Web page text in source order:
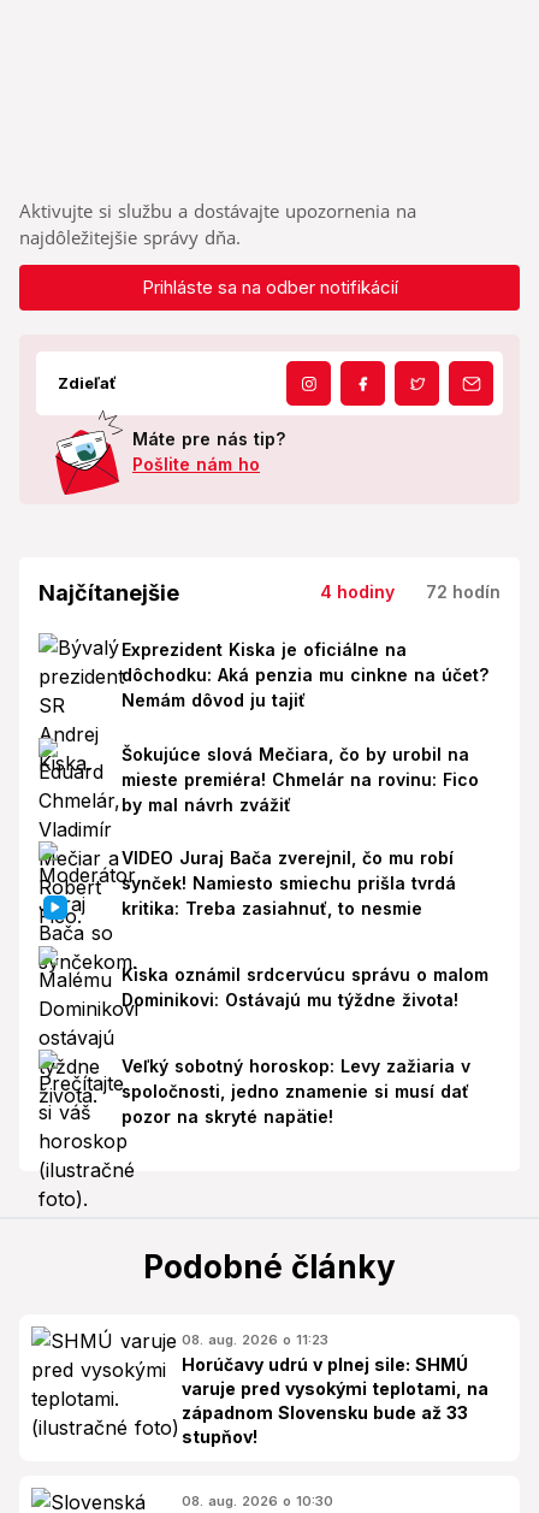
Aktivujte si službu a dostávajte upozornenia na
najdôležitejšie správy dňa.
Prihláste sa na odber notifikácií
Zdieľať
Máte pre nás tip?
Pošlite nám ho
Najčítanejšie 4 hodiny 72 hodín
Exprezident Kiska je oficiálne na
dôchodku: Aká penzia mu cinkne na účet?
Nemám dôvod ju tajiť
Šokujúce slová Mečiara, čo by urobil na
mieste premiéra! Chmelár na rovinu: Fico
by mal návrh zvážiť
VIDEO Juraj Bača zverejnil, čo mu robí
synček! Namiesto smiechu prišla tvrdá
kritika: Treba zasiahnuť, to nesmie
Kiska oznámil srdcervúcu správu o malom
Dominikovi: Ostávajú mu týždne života!
Veľký sobotný horoskop: Levy zažiaria v
spoločnosti, jedno znamenie si musí dať
pozor na skryté napätie!
Podobné články
08. aug. 2026 o 11:23
Horúčavy udrú v plnej sile: SHMÚ
varuje pred vysokými teplotami, na
západnom Slovensku bude až 33
stupňov!
08. aug. 2026 o 10:30